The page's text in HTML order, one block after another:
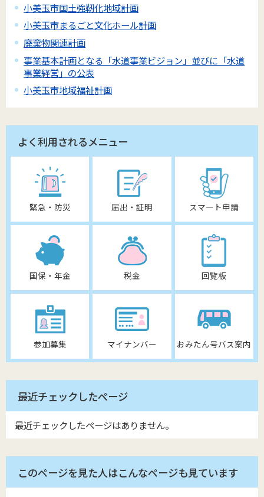
小美玉市国土強靭化地域計画
小美玉市まるごと文化ホール計画
廃棄物関連計画
事業基本計画となる「水道事業ビジョン」並びに「水道
事業経営」の公表
小美玉市地域福祉計画
よく利用されるメニュー
緊急・防災 届出・証明 スマート申請
国保・年金 税金 回覧板
参加募集 マイナンバー おみたん号バス案内
最近チェックしたページ
最近チェックしたページはありません。
このページを見た人はこんなページも見ています